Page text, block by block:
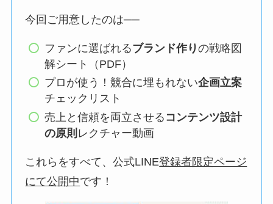
今回ご用意したのは──
ファンに選ばれるブランド作りの戦略図
解シート（PDF）
プロが使う！競合に埋もれない企画立案
チェックリスト
売上と信頼を両立させる コンテンツ設計
の原則 レクチャー動画
これらをすべて、公式LINE登録者限定ページ
にて公開中です！